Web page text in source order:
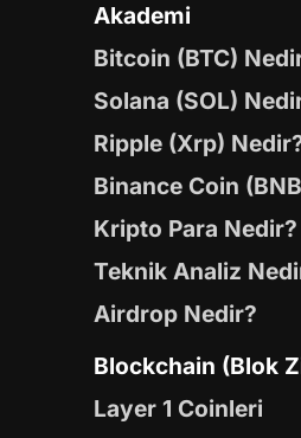
Akademi
Bitcoin (BTC)
Solana (SOL)
Ripple (Xrp)
Binance Coin
Kripto Para Nedir?
Teknik Analiz
Airdrop Nedir?
Blockchain (Blok
Layer 1 Coinleri